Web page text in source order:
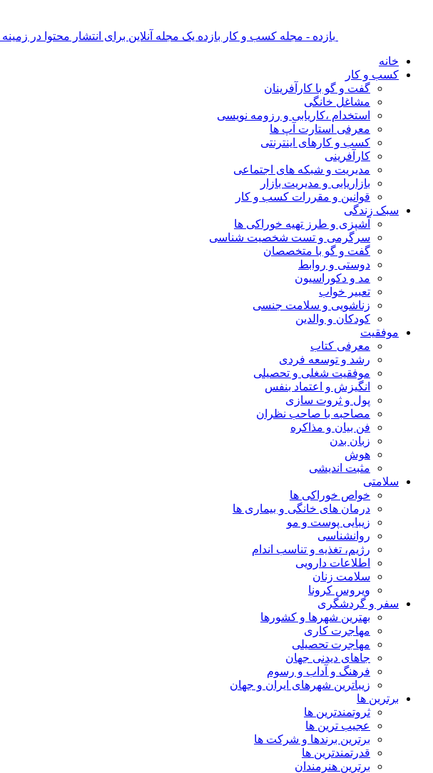
بازده - مجله کسب و کار بازده یک مجله آنلاین برای انتشار محتوا در
خانه
کسب و کار
گفت و گو با کارآفرینان
مشاغل خانگی
استخدام ،کاریابی و رزومه نویسی
معرفی استارت آپ ها
کسب و کارهای اینترنتی
کارآفرینی
مدیریت و شبکه های اجتماعی
بازاریابی و مدیریت بازار
قوانین و مقررات کسب و کار
سبک زندگی
آشپزی و طرز تهیه خوراکی ها
سرگرمی و تست شخصیت شناسی
گفت و گو با متخصصان
دوستی و روابط
مد و دکوراسیون
تعبیر خواب
زناشویی و سلامت جنسی
کودکان و والدین
موفقیت
معرفی کتاب
رشد و توسعه فردی
موفقیت شغلی و تحصیلی
انگیزش و اعتماد بنفس
پول و ثروت سازی
مصاحبه با صاحب نظران
فن بیان و مذاکره
زبان بدن
هوش
مثبت اندیشی
سلامتی
خواص خوراکی ها
درمان های خانگی و بیماری ها
زیبایی پوست و مو
روانشناسی
رژیم، تغذیه و تناسب اندام
اطلاعات دارویی
سلامت زنان
ویروس کرونا
سفر و گردشگری
بهترین شهرها و کشورها
مهاجرت کاری
مهاجرت تحصیلی
جاهای دیدنی جهان
فرهنگ و آداب و رسوم
زیباترین شهرهای ایران و جهان
برترین ها
ثروتمندترین ها
عجیب ترین ها
برترین برندها و شرکت ها
قدرتمندترین ها
برترین هنرمندان